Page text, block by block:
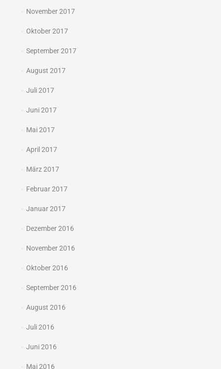
November 2017
Oktober 2017
September 2017
August 2017
Juli 2017
Juni 2017
Mai 2017
April 2017
März 2017
Februar 2017
Januar 2017
Dezember 2016
November 2016
Oktober 2016
September 2016
August 2016
Juli 2016
Juni 2016
Mai 2016